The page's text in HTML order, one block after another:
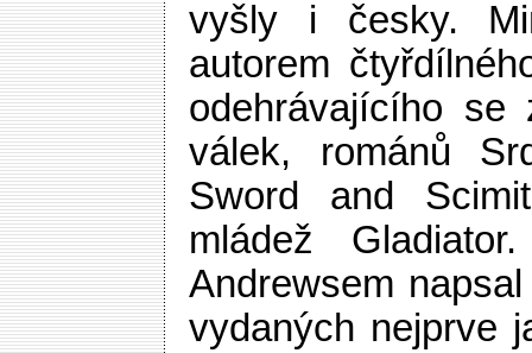
vyšly i česky.
autorem
odehrávajícího se
válek, románů
Sword and
mládež
Andrewsem
vydaných nejprve